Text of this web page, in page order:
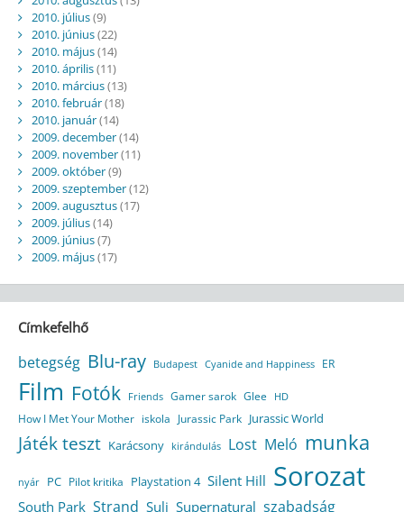
2010. július(9)
2010. június(22)
2010. május(14)
2010. április(11)
2010. március(13)
2010. február(18)
2010. január(14)
2009. december(14)
2009. november(11)
2009. október(9)
2009. szeptember(12)
2009. augusztus(17)
2009. július(14)
2009. június(7)
2009. május(17)
Címkefelhő
betegség Blu-ray Budapest Cyanide and Happiness ER
Film Fotók Friends Gamer sarok Glee HD
How I Met Your Mother iskola Jurassic Park Jurassic World
Játék teszt Karácsony kirándulás Lost Meló munka
nyár PC Pilot kritika Playstation 4 Silent Hill Sorozat
South Park Strand Suli Supernatural szabadság